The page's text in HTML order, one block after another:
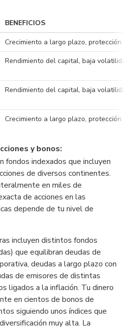
BENEFICIOS
Crecimiento a largo plazo,
Rendimiento del capital, baja
Rendimiento del capital, baja
Crecimiento a largo plazo,
y bonos:
fondos indexados que incluyen
de diversos continentes.
en miles de
de acciones en las
depende de tu nivel de
incluyen distintos fondos
que equilibran deudas de
deudas a largo plazo con
de emisores de distintas
ligados a la inflación. Tu dinero
en cientos de bonos de
siguiendo unos índices que
muy alta. La